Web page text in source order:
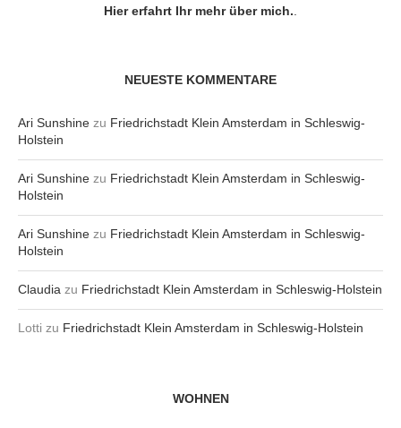
Hier erfahrt Ihr mehr über mich.
NEUESTE KOMMENTARE
Ari Sunshine zu Friedrichstadt Klein Amsterdam in Schleswig-
Holstein
Ari Sunshine zu Friedrichstadt Klein Amsterdam in Schleswig-
Holstein
Ari Sunshine zu Friedrichstadt Klein Amsterdam in Schleswig-
Holstein
Claudia zu Friedrichstadt Klein Amsterdam in Schleswig-Holstein
Lotti zu Friedrichstadt Klein Amsterdam in Schleswig-Holstein
WOHNEN